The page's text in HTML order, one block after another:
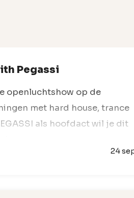
Pegassi
openluchtshow op de
met hard house, trance
als hoofdact wil je dit
24